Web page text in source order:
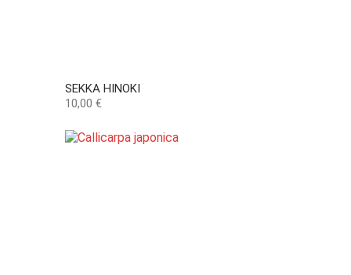
SEKKA HINOKI
Preço
10,00 €